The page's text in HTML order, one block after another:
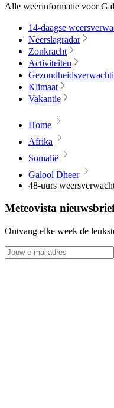
Alle weerinformatie voor
14-daagse
Neerslagradar
Zonkracht
Activiteiten
Klimaat
Vakantie
Home
Afrika
Somalië
Galool Dheer
48-uurs
Meteovista
Ontvang elke week de